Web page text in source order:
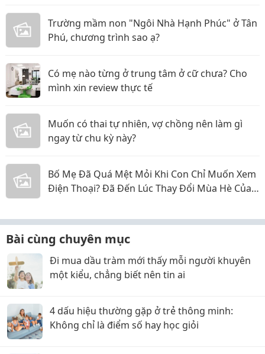
Trường mầm non "Ngôi Nhà Hạnh Phúc" ở Tân
Phú, chương trình sao ạ?
Có mẹ nào từng ở trung tâm ở cữ chưa? Cho
mình xin review thực tế
Muốn có thai tự nhiên, vợ chồng nên làm gì
ngay từ chu kỳ này?
Bố Mẹ Đã Quá Mệt Mỏi Khi Con Chỉ Muốn Xem
Điện Thoại? Đã Đến Lúc Thay Đổi Mùa Hè Của
Bài cùng chuyên mục
Đi mua dầu tràm mới thấy mỗi người khuyên
một kiểu, chẳng biết nên tin ai
4 dấu hiệu thường gặp ở trẻ thông minh:
Không chỉ là điểm số hay học giỏi